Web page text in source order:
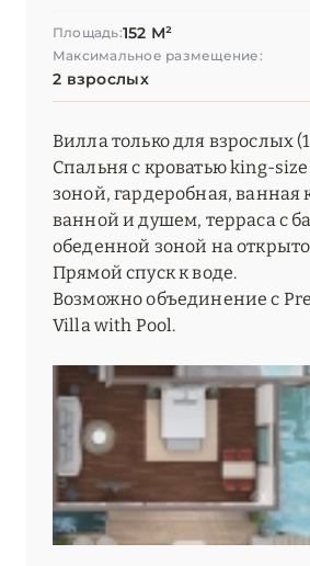
Площадь:152 М²
Максимальное размещение:
2 взрослых
Вилла только для взрослых
Спальня с кроватью king-
зоной, гардеробная, ванная
ванной и душем, терраса с
обеденной зоной на
Прямой спуск к воде.
Возможно объединение с
Villa with Pool.